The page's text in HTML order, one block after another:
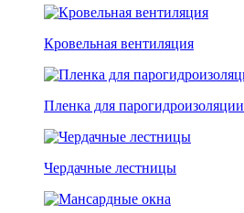
Кровельная вентиляция
Пленка для парогидроизоляции
Чердачные лестницы